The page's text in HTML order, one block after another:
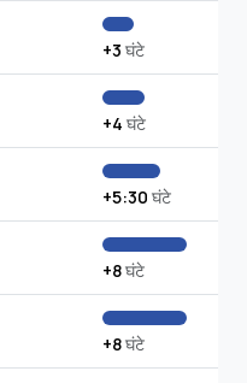
+3 घंटे
+4 घंटे
+5:30 घंटे
+8घंटे
+8घंटे